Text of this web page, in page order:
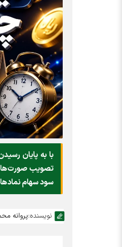
با به پایان
تصویب
سود سهام
نویسنده:پروانه